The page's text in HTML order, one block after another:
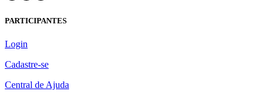
PARTICIPANTES
Login
Cadastre-se
Central de Ajuda